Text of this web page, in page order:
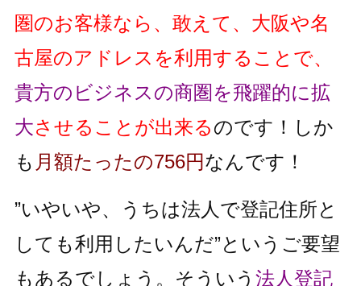
圏のお客様なら、敢えて、大阪や名
古屋のアドレスを利用することで、
貴方のビジネスの商圏を飛躍的に拡
大させることが出来るのです！しか
も 月額たったの756円なんです！
”いやいや、うちは法人で登記住所と
しても利用したいんだ”というご要望
もあるでしょう。そういう 法人登記